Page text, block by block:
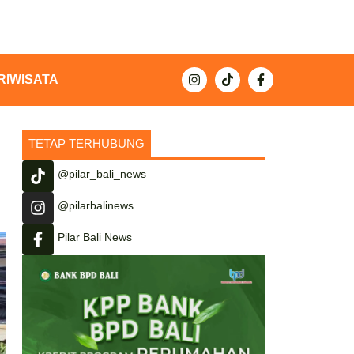
TETAP TERHUBUNG
@pilar_bali_news
@pilarbalinews
Pilar Bali News